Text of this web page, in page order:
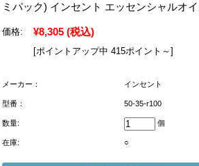
ミパック) インセント エッセンシャルオ
価格: ¥8,305 (税込)
[ポイントアップ中 415ポイント～]
メーカー： インセント
型番： 50-35-r100
数量: 個
在庫: ○